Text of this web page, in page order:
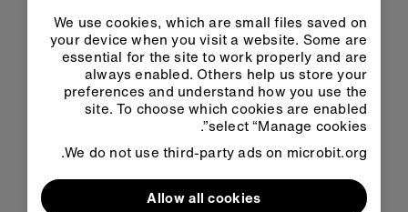
روم»
تنزيل الكود بصيغة HEX
الخطوة ٣: حسّن
We use cookies, which are small files saved on
your device when you visit a website. Some are
essential for the site to work properly and are
always enabled. Others help us store your
preferences and understand how you use the
site. To choose which cookies are enabled
select “Manage cookies”.
We do not use third-party ads on microbit.org.
Allow all cookies